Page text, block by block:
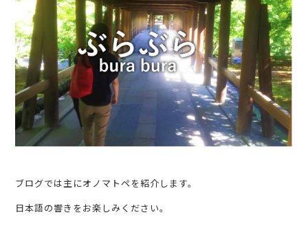
ブログでは主にオノマトペを紹介します。
日本語の響きをお楽しみください。